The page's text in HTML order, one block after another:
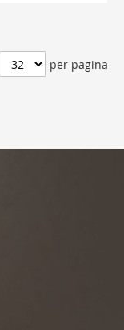
per pagina